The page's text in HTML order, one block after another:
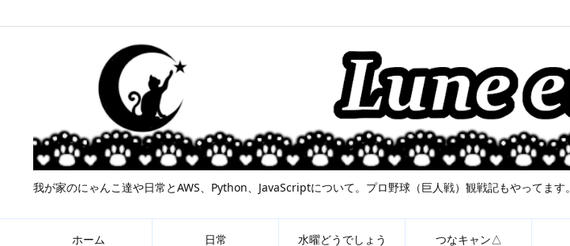
我が家のにゃんこ達や日常とAWS、Python、JavaScriptについて。プロ野球（巨人戦）観戦記もやってます。
ホーム 日常 水曜どうでしょう つなキャン△